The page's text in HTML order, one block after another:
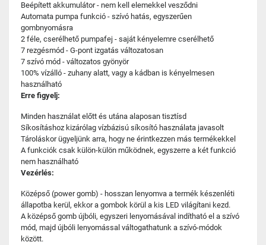
Beépített akkumulátor - nem kell elemekkel vesződni
Automata pumpa funkció - szívó hatás, egyszerűen
gombnyomásra
2 féle, cserélhető pumpafej - saját kényelemre cserélhető
7 rezgésmód - G-pont izgatás változatosan
7 szívó mód - változatos gyönyör
100% vízálló - zuhany alatt, vagy a kádban is kényelmesen
használható
Erre figyelj:
Minden használat előtt és utána alaposan tisztísd
Síkosításhoz kizárólag vízbázisú síkosító használata javasolt
Tároláskor ügyeljünk arra, hogy ne érintkezzen más termékekkel
A funkciók csak külön-külön működnek, egyszerre a két funkció
nem használható
Vezérlés:
Középső (power gomb) - hosszan lenyomva a termék készenléti
állapotba kerül, ekkor a gombok körül a kis LED világítani kezd.
A középső gomb újbóli, egyszeri lenyomásával indítható el a szívó
mód, majd újbóli lenyomással váltogathatunk a szívó-módok
között.